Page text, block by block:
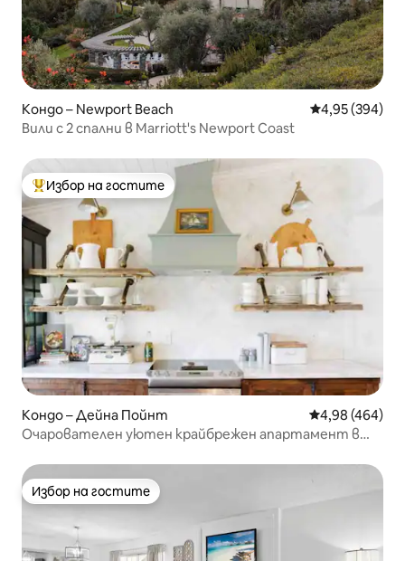
Кондо – Newport Beach Средна
4,95 (394)
Вили с 2 спални в Marriott's Newport Coast
Най-популярен избор на гостите
Избор на гостите
Кондо – Дейна Пойнт Средна
4,98 (464)
Очарователен уютен крайбрежен апартамент в
Избор на гостите
Избор на гостите